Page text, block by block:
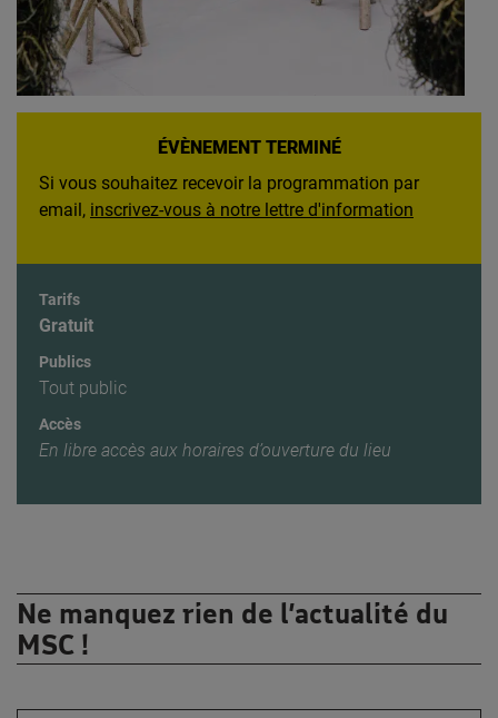
ÉVÈNEMENT TERMINÉ
Si vous souhaitez recevoir la programmation par
email, inscrivez-vous à notre lettre d'information
Tarifs
Gratuit
Publics
Tout public
Accès
En libre accès aux horaires d’ouverture du lieu
Ne manquez rien de l’actualité du
MSC !